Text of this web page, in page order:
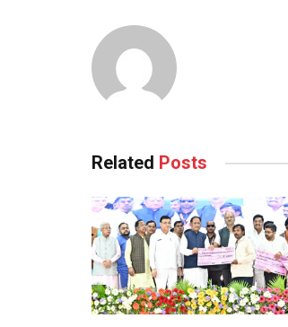
Related Posts